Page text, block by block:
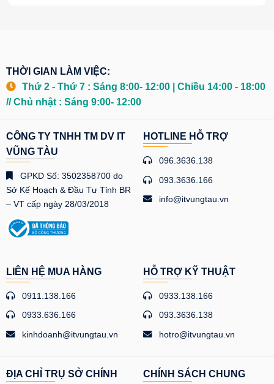
THỜI GIAN LÀM VIỆC:
Thứ 2 - Thứ 7 : Sáng 8:00- 12:00 | Chiều 14:00 - 18:00
// Chủ nhật : Sáng 9:00- 12:00
CÔNG TY TNHH TM DV IT
VŨNG TÀU
GPKD Số: 3502358700 do
Sở Kế Hoạch & Đầu Tư Tỉnh BR
– VT cấp ngày 28/03/2018
HOTLINE HỖ TRỢ
096.3636.138
093.3636.166
info@itvungtau.vn
LIÊN HỆ MUA HÀNG
0911.138.166
0933.636.166
kinhdoanh@itvungtau.vn
HỖ TRỢ KỸ THUẬT
0933.138.166
093.3636.138
hotro@itvungtau.vn
ĐỊA CHỈ TRỤ SỞ CHÍNH CHÍNH SÁCH CHUNG